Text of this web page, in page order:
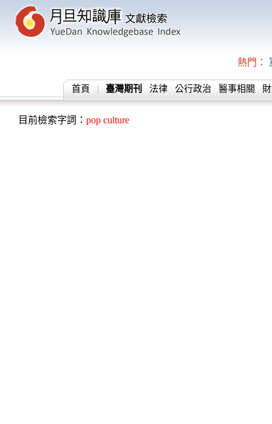
熱門：
首頁 臺灣期刊 法律 公行政治 醫事相關
目前檢索字詞： pop culture